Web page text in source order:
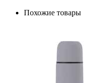
Похожие товары